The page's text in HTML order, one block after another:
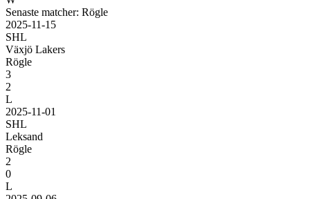
Senaste matcher: Rögle
2025-11-15
SHL
Växjö Lakers
Rögle
3
2
L
2025-11-01
SHL
Leksand
Rögle
2
0
L